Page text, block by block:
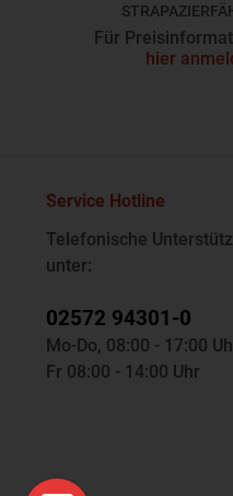
JN643
Für
hier
Service Hotline
Telefonische
unter:
02572 94301-0
Mo-Do, 08:00 - 17:00
Fr 08:00 - 14:00 Uhr